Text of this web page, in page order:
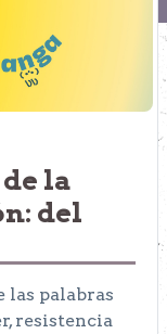
la
del
las palabras
resistencia